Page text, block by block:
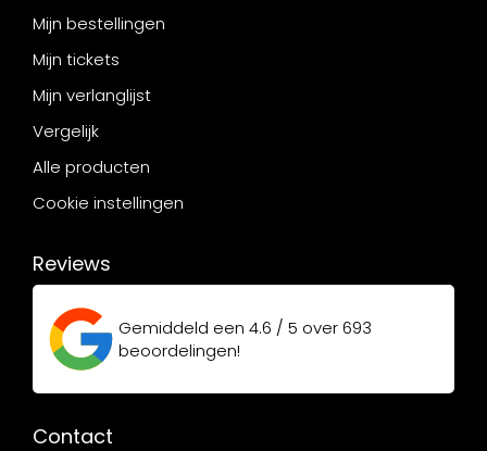
Mijn bestellingen
Mijn tickets
Mijn verlanglijst
Vergelijk
Alle producten
Cookie instellingen
Reviews
Gemiddeld een 4.6 / 5 over693
beoordelingen!
Contact